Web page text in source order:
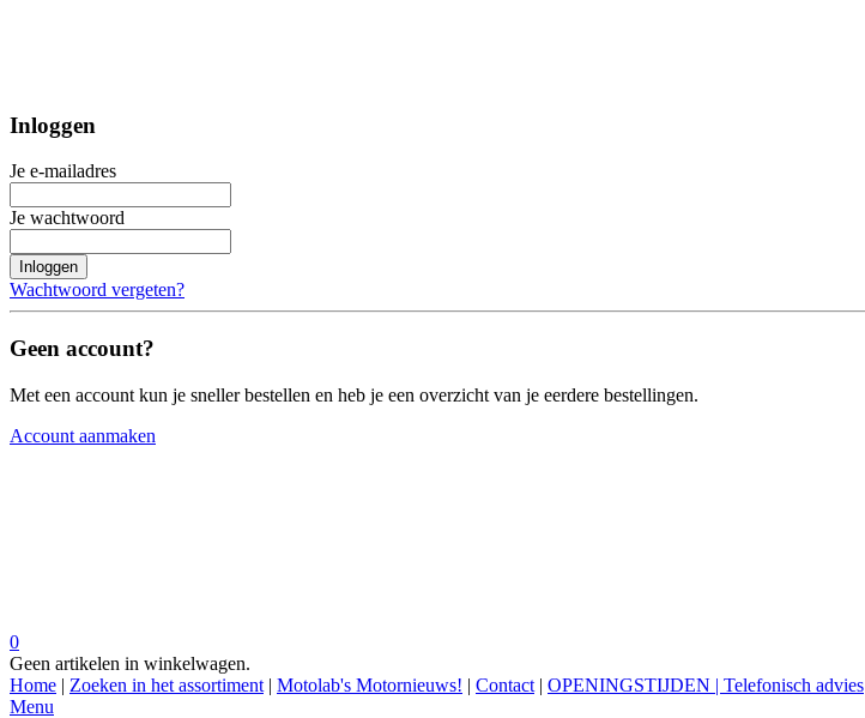
Inloggen
Je e-mailadres
Je wachtwoord
Inloggen
Wachtwoord vergeten?
Geen account?
Met een account kun je sneller bestellen en heb je een overzicht van je eerdere bestellingen.
Account aanmaken
0
Geen artikelen in winkelwagen.
Home | Zoeken in het assortiment | Motolab's Motornieuws! | Contact | OPENINGSTIJDEN | Telefonisch advies
Menu